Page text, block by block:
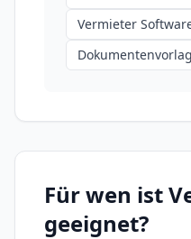
Vermieter
Für wen ist
geeignet?